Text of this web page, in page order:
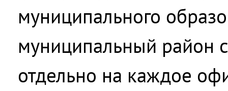
муниципального
муниципальный район
отдельно на каждое